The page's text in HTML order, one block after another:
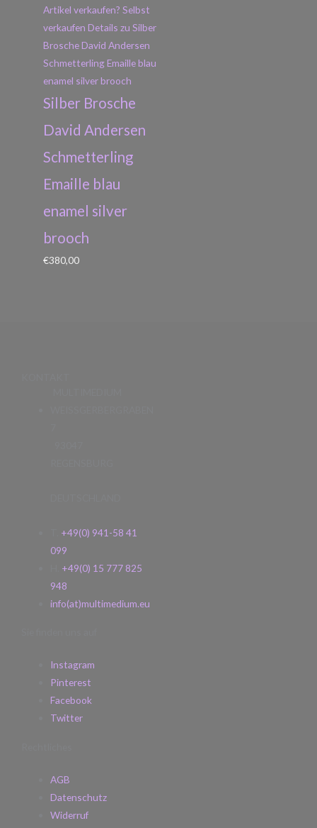
Silber Brosche
David Andersen
Schmetterling
Emaille blau
enamel silver
brooch
€380,00
+49(0) 941-58 41
099
+49(0) 15 777 825
948
info(at)multimedium.eu
Instagram
Pinterest
Facebook
Twitter
AGB
Datenschutz
Widerruf